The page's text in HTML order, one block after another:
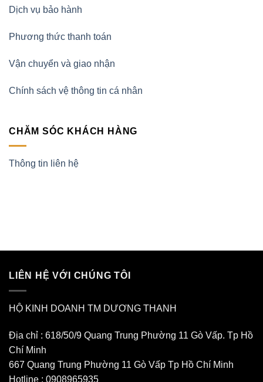
Dịch vụ bảo hành
Phương thức thanh toán
Vận chuyển và giao nhận
Chính sách vệ thông tin cá nhân
CHĂM SÓC KHÁCH HÀNG
Thông tin liên hệ
LIÊN HỆ VỚI CHÚNG TÔI
HỘ KINH DOANH TM DƯƠNG THANH
Địa chỉ : 618/50/9 Quang Trung Phường 11 Gò Vấp. Tp Hồ
Chí Minh
667 Quang Trung Phường 11 Gò Vấp Tp Hồ Chí Minh
Hotline : 0908965935